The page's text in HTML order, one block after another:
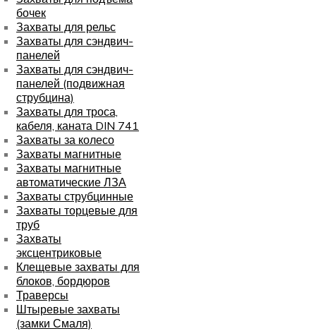
бочек
Захваты для рельс
Захваты для сэндвич-
панелей
Захваты для сэндвич-
панелей (подвижная
струбцина)
Захваты для троса,
кабеля, каната DIN 741
Захваты за колесо
Захваты магнитные
Захваты магнитные
автоматические ЛЗА
Захваты струбцинные
Захваты торцевые для
труб
Захваты
эксцентриковые
Клещевые захваты для
блоков, бордюров
Траверсы
Штыревые захваты
(замки Смаля)